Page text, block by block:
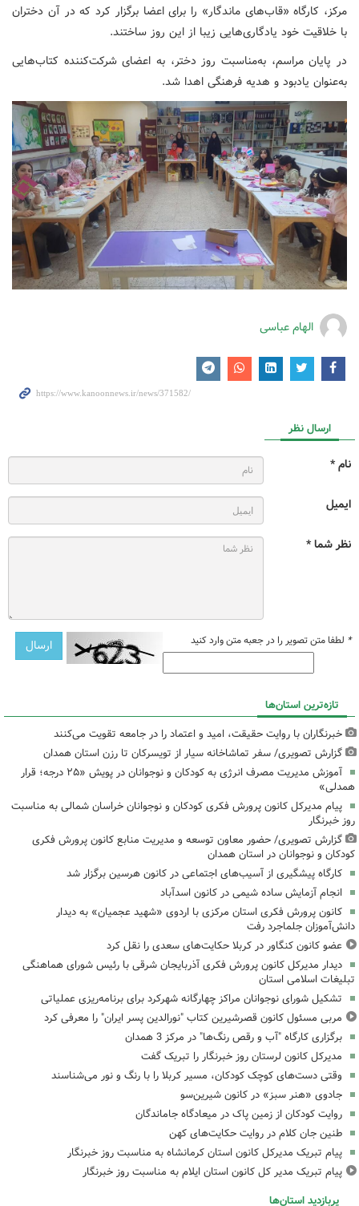
مرکز، کارگاه «قاب‌های ماندگار» را برای اعضا برگزار کرد که در آن دختران
با خلاقیت خود یادگاری‌هایی زیبا از این روز ساختند.
در پایان مراسم، به‌مناسبت روز دختر، به اعضای شرکت‌کننده کتاب‌هایی
به‌عنوان یادبود و هدیه فرهنگی اهدا شد.
الهام عباسی
ارسال نظر
نام *
ایمیل
نظر شما *
* لطفا متن تصویر را در جعبه متن وارد کنید
تازه‌ترین استان‌ها
خبرنگاران با روایت حقیقت، امید و اعتماد را در جامعه تقویت می‌کنند
گزارش تصویری/ سفر تماشاخانه سیار از تویسرکان تا رزن استان همدان
آموزش مدیریت مصرف انرژی به کودکان و نوجوانان در پویش «۲۵ درجه؛ قرار
همدلی»
پیام مدیرکل کانون پرورش فکری کودکان و نوجوانان خراسان شمالی به مناسبت
روز خبرنگار
گزارش تصویری/ حضور معاون توسعه و مدیریت منابع کانون پرورش فکری
کودکان و نوجوانان در استان همدان
کارگاه پیشگیری از آسیب‌های اجتماعی در کانون هرسین برگزار شد
انجام آزمایش ساده شیمی در کانون اسدآباد
کانون پرورش فکری استان مرکزی با اردوی «شهید عجمیان» به دیدار
دانش‌آموزان جلماجرد رفت
عضو کانون کنگاور در کربلا حکایت‌های سعدی را نقل کرد
دیدار مدیرکل کانون پرورش فکری آذربایجان شرقی با رئیس شورای هماهنگی
تبلیغات اسلامی استان
تشکیل شورای نوجوانان مراکز چهارگانه شهرکرد برای برنامه‌ریزی عملیاتی
مربی مسئول کانون قصرشیرین کتاب "نورالدین پسر ایران" را معرفی کرد
برگزاری کارگاه "آب و رقص رنگ‌ها" در مرکز 3 همدان
مدیرکل کانون لرستان روز خبرنگار را تبریک گفت
وقتی دست‌های کوچک کودکان، مسیر کربلا را با رنگ و نور می‌شناسند
جادوی «هنر سبز» در کانون شیرین‌سو
روایت کودکان از زمین پاک در میعادگاه جاماندگان
طنین جان کلام در روایت حکایت‌های کهن
پیام تبریک مدیرکل کانون استان کرمانشاه به مناسبت روز خبرنگار
پیام تبریک مدیر کل کانون استان ایلام به مناسبت روز خبرنگار
پربازدید استان‌ها